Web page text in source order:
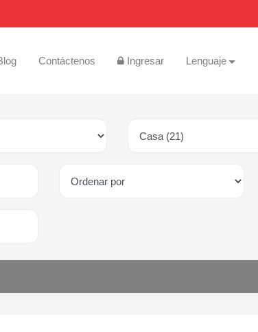
Contáctenos Ingresar Lenguaje